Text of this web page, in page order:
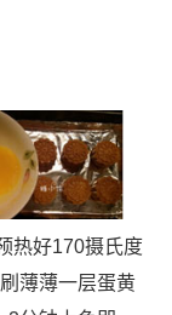
热好170摄氏度
薄薄一层蛋黄